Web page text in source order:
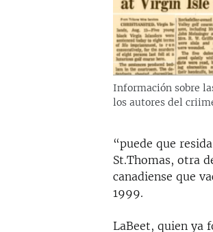
Información sobre
los autores del
“puede que
St.Thomas, otra
canadiense que
1999.
LaBeet, quien ya